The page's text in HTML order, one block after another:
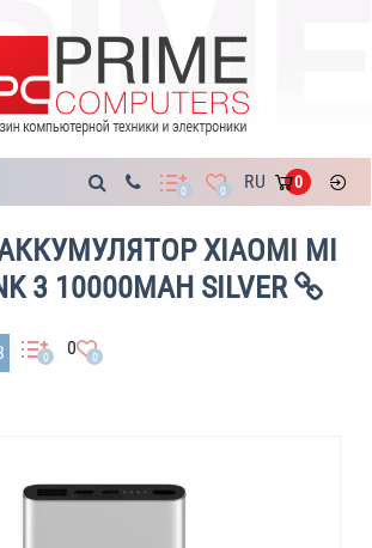
0 0 RU 0
XIAOMI MI
3 10000MAH SILVER
0 0 0